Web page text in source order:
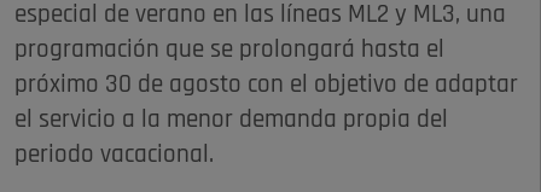
especial de verano en las líneas ML2 y ML3, una
programación que se prolongará hasta el
próximo 30 de agosto con el objetivo de adaptar
el servicio a la menor demanda propia del
periodo vacacional.